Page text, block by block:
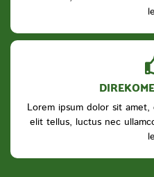
Lorem ipsum dolor sit
elit tellus, luctus nec